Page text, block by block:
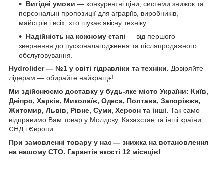
Вигідні умови — конкурентні ціни, системи знижок та
персональні пропозиції для аграріїв, виробників,
майстрів і всіх, хто шукає якісну техніку.
Надійність на кожному етапі — від першого
звернення до пусконалагодження та післяпродажного
обслуговування.
Hydrolider — №1 у світі гідравліки та техніки. Довіряйте
лідерам — обирайте найкраще!
Ми здійснюємо доставку у будь-яке місто України: Київ,
Дніпро, Харків, Миколаїв, Одеса, Полтава, Запоріжжя,
Житомир, Львів, Рівне, Суми, Херсон та інші. Так само
відправимо Вам товар у Молдову, Казахстан та інші країни
СНД і Європи.
При замовленні товару у нас ― знижка на встановлення
на нашому СТО. Гарантія якості 12 місяців!